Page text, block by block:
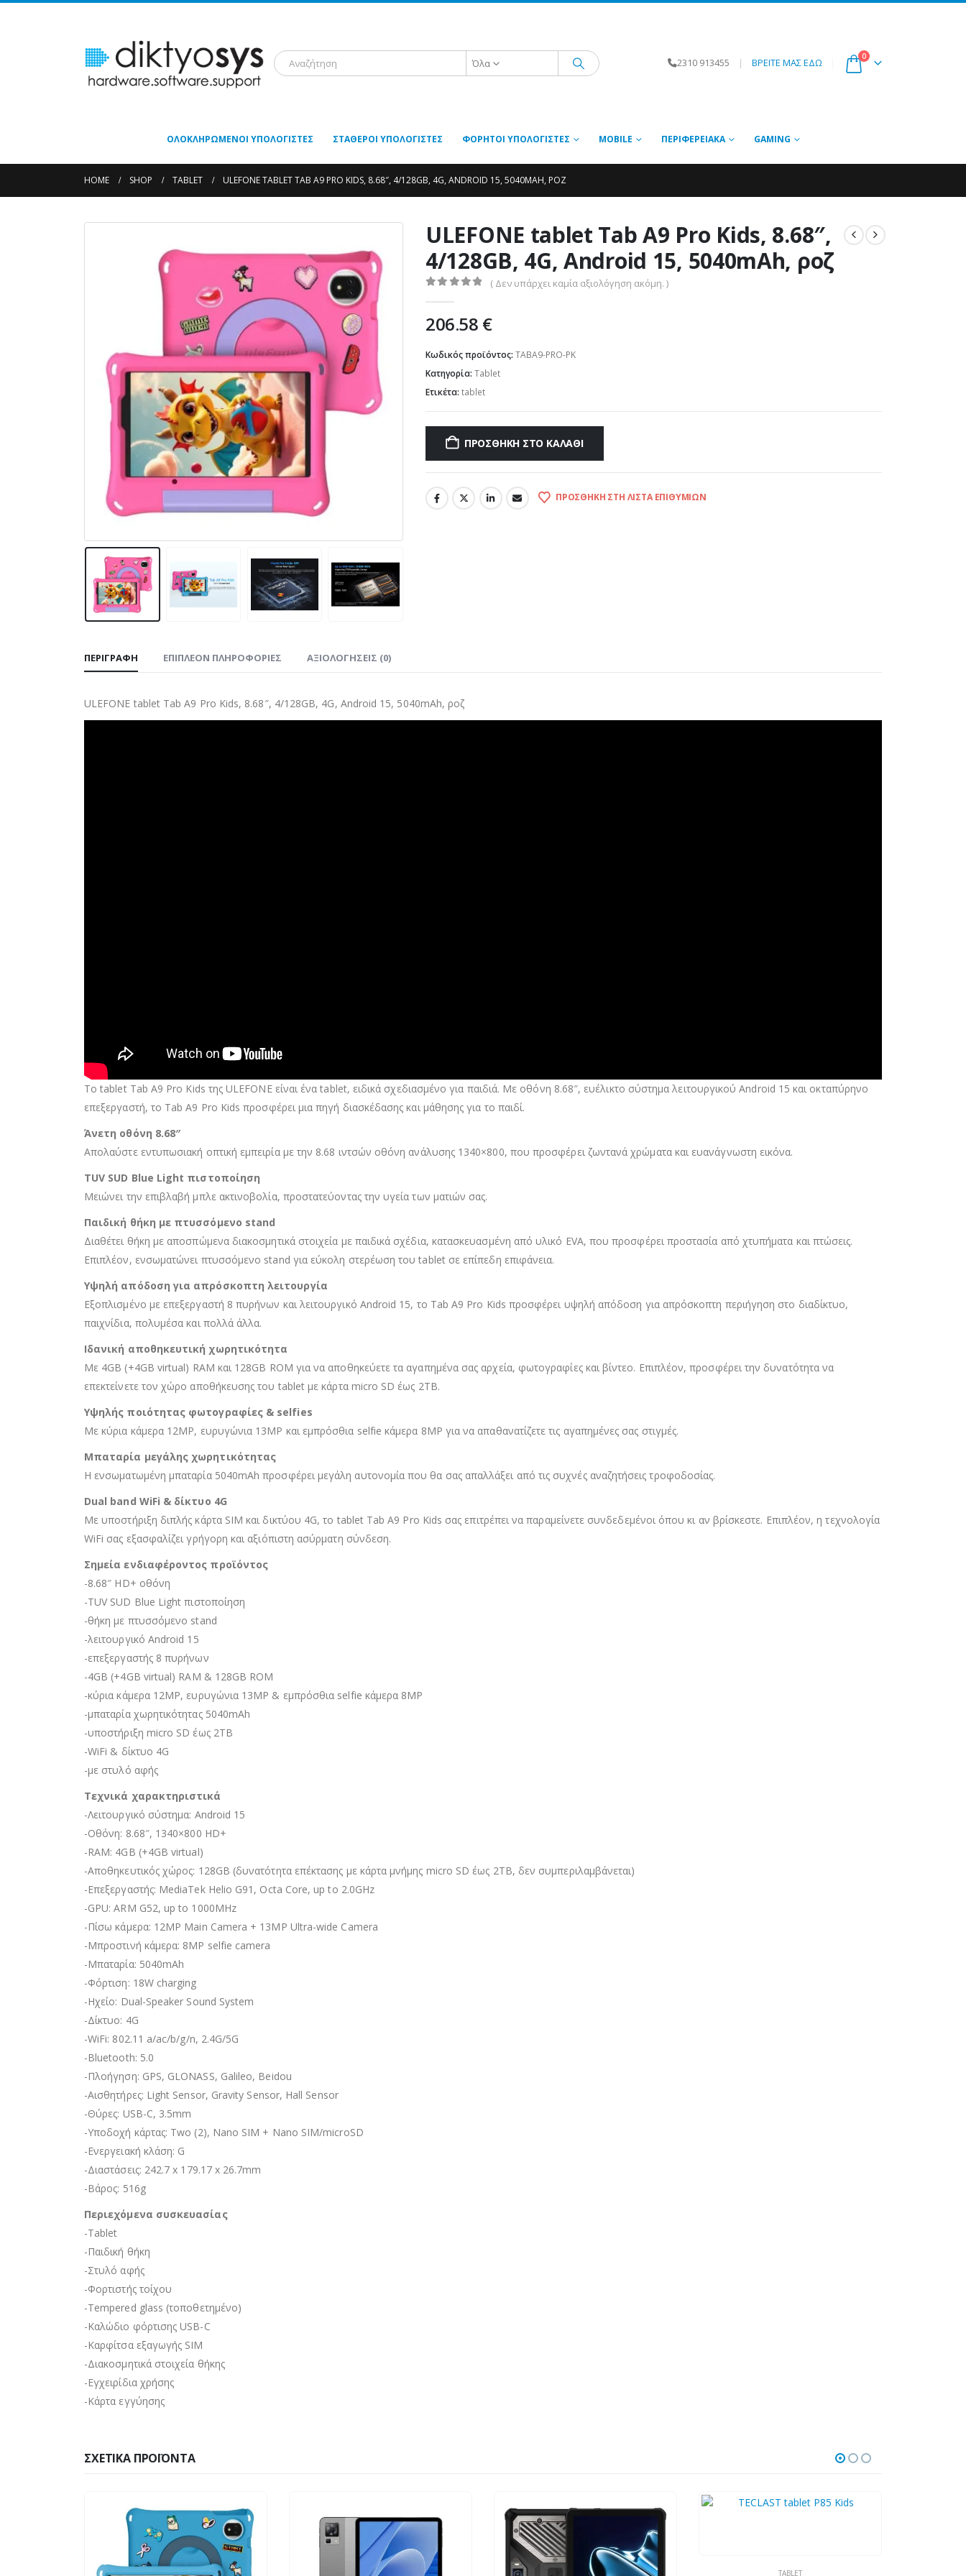
Όλα 2310 913455 | ΒΡΕΙΤΕ ΜΑΣ ΕΔΩ
0
ΟΛΟΚΛΗΡΩΜΈΝΟΙ ΥΠΟΛΟΓΙΣΤΈΣ ΣΤΑΘΕΡΟΊ ΥΠΟΛΟΓΙΣΤΈΣ ΦΟΡΗΤΟΊ ΥΠΟΛΟΓΙΣΤΈΣ MOBILE ΠΕΡΙΦΕΡΕΙΑΚΆ GAMING
HOME SHOP TABLET ULEFONE TABLET TAB A9 PRO KIDS, 8.68″, 4/128GB, 4G, ANDROID 15, 5040MAH, ΡΟΖ
ULEFONE tablet Tab A9 Pro Kids, 8.68″,
4/128GB, 4G, Android 15, 5040mAh, ροζ
( Δεν υπάρχει καμία αξιολόγηση ακόμη. )
206.58 €
Κωδικός προϊόντος: TABA9-PRO-PK
Κατηγορία: Tablet
Ετικέτα: tablet
ΠΡΟΣΘΉΚΗ ΣΤΟ ΚΑΛΆΘΙ
ΠΡΟΣΘΉΚΗ ΣΤΗ ΛΊΣΤΑ ΕΠΙΘΥΜΙΏΝ
ΠΕΡΙΓΡΑΦΉ ΕΠΙΠΛΈΟΝ ΠΛΗΡΟΦΟΡΊΕΣ ΑΞΙΟΛΟΓΉΣΕΙΣ (0)
ULEFONE tablet Tab A9 Pro Kids, 8.68″, 4/128GB, 4G, Android 15, 5040mAh, ροζ
Το tablet Tab A9 Pro Kids της ULEFONE είναι ένα tablet, ειδικά σχεδιασμένο για παιδιά. Με οθόνη 8.68″, ευέλικτο σύστημα λειτουργικού Android 15 και οκταπύρηνο
επεξεργαστή, το Tab A9 Pro Kids προσφέρει μια πηγή διασκέδασης και μάθησης για το παιδί.
Άνετη οθόνη 8.68″
Απολαύστε εντυπωσιακή οπτική εμπειρία με την 8.68 ιντσών οθόνη ανάλυσης 1340×800, που προσφέρει ζωντανά χρώματα και ευανάγνωστη εικόνα.
TUV SUD Blue Light πιστοποίηση
Μειώνει την επιβλαβή μπλε ακτινοβολία, προστατεύοντας την υγεία των ματιών σας.
Παιδική θήκη με πτυσσόμενο stand
Διαθέτει θήκη με αποσπώμενα διακοσμητικά στοιχεία με παιδικά σχέδια, κατασκευασμένη από υλικό EVA, που προσφέρει προστασία από χτυπήματα και πτώσεις.
Επιπλέον, ενσωματώνει πτυσσόμενο stand για εύκολη στερέωση του tablet σε επίπεδη επιφάνεια.
Υψηλή απόδοση για απρόσκοπτη λειτουργία
Εξοπλισμένο με επεξεργαστή 8 πυρήνων και λειτουργικό Android 15, το Tab A9 Pro Kids προσφέρει υψηλή απόδοση για απρόσκοπτη περιήγηση στο διαδίκτυο,
παιχνίδια, πολυμέσα και πολλά άλλα.
Ιδανική αποθηκευτική χωρητικότητα
Με 4GB (+4GB virtual) RAM και 128GB ROM για να αποθηκεύετε τα αγαπημένα σας αρχεία, φωτογραφίες και βίντεο. Επιπλέον, προσφέρει την δυνατότητα να
επεκτείνετε τον χώρο αποθήκευσης του tablet με κάρτα micro SD έως 2TB.
Υψηλής ποιότητας φωτογραφίες & selfies
Με κύρια κάμερα 12MP, ευρυγώνια 13MP και εμπρόσθια selfie κάμερα 8MP για να απαθανατίζετε τις αγαπημένες σας στιγμές.
Μπαταρία μεγάλης χωρητικότητας
Η ενσωματωμένη μπαταρία 5040mAh προσφέρει μεγάλη αυτονομία που θα σας απαλλάξει από τις συχνές αναζητήσεις τροφοδοσίας.
Dual band WiFi & δίκτυο 4G
Με υποστήριξη διπλής κάρτα SIM και δικτύου 4G, το tablet Tab A9 Pro Kids σας επιτρέπει να παραμείνετε συνδεδεμένοι όπου κι αν βρίσκεστε. Επιπλέον, η τεχνολογία
WiFi σας εξασφαλίζει γρήγορη και αξιόπιστη ασύρματη σύνδεση.
Σημεία ενδιαφέροντος προϊόντος
-8.68″ HD+ οθόνη
-TUV SUD Blue Light πιστοποίηση
-θήκη με πτυσσόμενο stand
-λειτουργικό Android 15
-επεξεργαστής 8 πυρήνων
-4GB (+4GB virtual) RAM & 128GB ROM
-κύρια κάμερα 12MP, ευρυγώνια 13MP & εμπρόσθια selfie κάμερα 8MP
-μπαταρία χωρητικότητας 5040mAh
-υποστήριξη micro SD έως 2TB
-WiFi & δίκτυο 4G
-με στυλό αφής
Τεχνικά χαρακτηριστικά
-Λειτουργικό σύστημα: Android 15
-Οθόνη: 8.68″, 1340×800 HD+
-RAM: 4GB (+4GB virtual)
-Αποθηκευτικός χώρος: 128GB (δυνατότητα επέκτασης με κάρτα μνήμης micro SD έως 2TB, δεν συμπεριλαμβάνεται)
-Επεξεργαστής: MediaTek Helio G91, Octa Core, up to 2.0GHz
-GPU: ARM G52, up to 1000MHz
-Πίσω κάμερα: 12MP Main Camera + 13MP Ultra-wide Camera
-Μπροστινή κάμερα: 8MP selfie camera
-Μπαταρία: 5040mAh
-Φόρτιση: 18W charging
-Ηχείο: Dual-Speaker Sound System
-Δίκτυο: 4G
-WiFi: 802.11 a/ac/b/g/n, 2.4G/5G
-Bluetooth: 5.0
-Πλοήγηση: GPS, GLONASS, Galileo, Beidou
-Αισθητήρες: Light Sensor, Gravity Sensor, Hall Sensor
-Θύρες: USB-C, 3.5mm
-Υποδοχή κάρτας: Two (2), Nano SIM + Nano SIM/microSD
-Ενεργειακή κλάση: G
-Διαστάσεις: 242.7 x 179.17 x 26.7mm
-Βάρος: 516g
Περιεχόμενα συσκευασίας
-Tablet
-Παιδική θήκη
-Στυλό αφής
-Φορτιστής τοίχου
-Tempered glass (τοποθετημένο)
-Καλώδιο φόρτισης USB-C
-Καρφίτσα εξαγωγής SIM
-Διακοσμητικά στοιχεία θήκης
-Εγχειρίδια χρήσης
-Κάρτα εγγύησης
ΣΧΕΤΙΚΆ ΠΡΟΪΌΝΤΑ
TABLET